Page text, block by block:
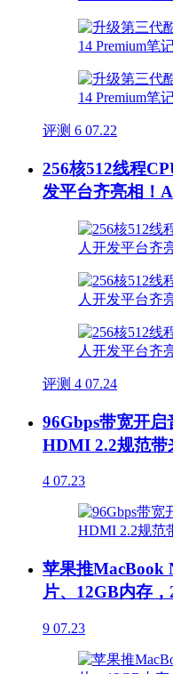
评测 6 07.22
256核512线程
发平台齐亮相！
评测 4 07.24
96Gbps带宽开
HDMI 2.2规范带
4 07.23
苹果推MacBook
片、12GB内存
9 07.23